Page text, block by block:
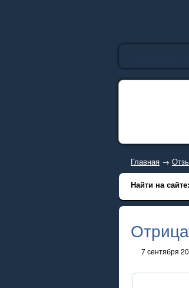
Главная →
Найти на сайте:
7 сентября